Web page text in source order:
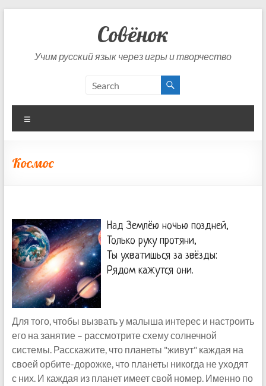
Совёнок
Учим русский язык через игры и творчество
Космос
Над Землёю ночью поздней,
Только руку протяни,
Ты ухватишься за звёзды:
Рядом кажутся они.
Для того, чтобы вызвать у малыша интерес и настроить
его на занятие – рассмотрите схему солнечной
системы. Расскажите, что планеты "живут" каждая на
своей орбите-дорожке, что планеты никогда не уходят
с них. И каждая из планет имеет свой номер. Именно по